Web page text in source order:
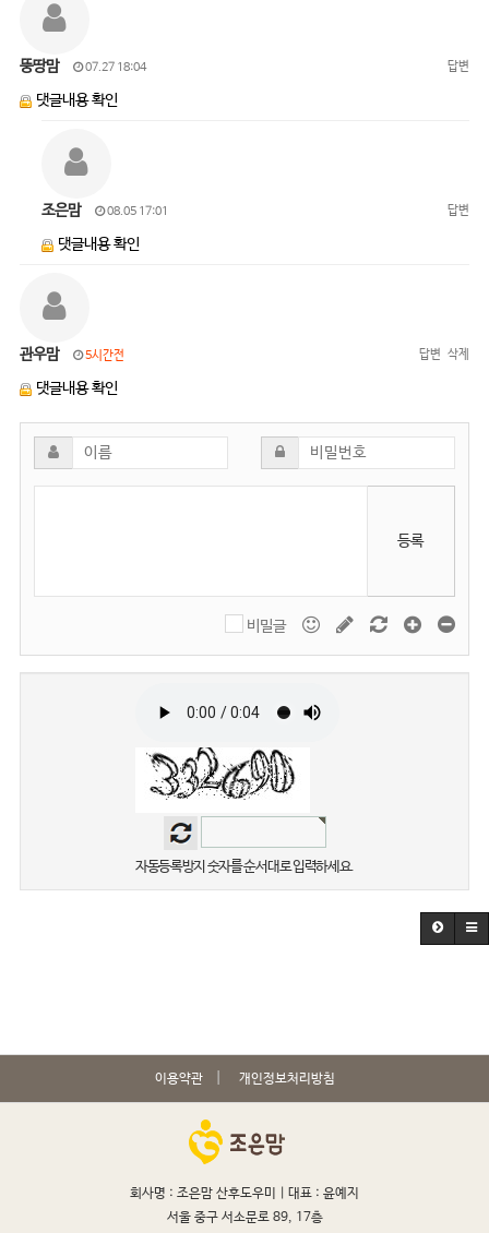
뚱땅맘 07.27 18:04 답변
댓글내용 확인
조은맘 08.05 17:01 답변
댓글내용 확인
관우맘 5시간전 답변 삭제
댓글내용 확인
등록
비밀글
자동등록방지 숫자를 순서대로 입력하세요.
이용약관 개인정보처리방침
회사명 : 조은맘 산후도우미 | 대표 : 윤예지
서울 중구 서소문로 89, 17층